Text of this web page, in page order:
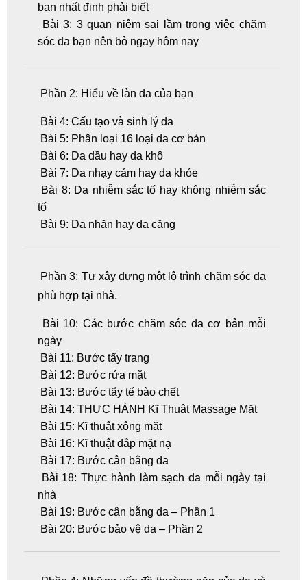
bạn nhất định phải biết
Bài 3: 3 quan niệm sai lầm trong việc chăm
sóc da bạn nên bỏ ngay hôm nay
Phần 2: Hiểu về làn da của bạn
Bài 4: Cấu tạo và sinh lý da
Bài 5: Phân loại 16 loại da cơ bản
Bài 6: Da dầu hay da khô
Bài 7: Da nhạy cảm hay da khỏe
Bài 8: Da nhiễm sắc tố hay không nhiễm sắc
tố
Bài 9: Da nhăn hay da căng
Phần 3: Tự xây dựng một lộ trình chăm sóc da
phù hợp tại nhà.
Bài 10: Các bước chăm sóc da cơ bản mỗi
ngày
Bài 11: Bước tẩy trang
Bài 12: Bước rửa mặt
Bài 13: Bước tẩy tế bào chết
Bài 14: THỰC HÀNH Kĩ Thuật Massage Mặt
Bài 15: Kĩ thuật xông mặt
Bài 16: Kĩ thuật đắp mặt nạ
Bài 17: Bước cân bằng da
Bài 18: Thực hành làm sạch da mỗi ngày tại
nhà
Bài 19: Bước cân bằng da – Phần 1
Bài 20: Bước bảo vệ da – Phần 2